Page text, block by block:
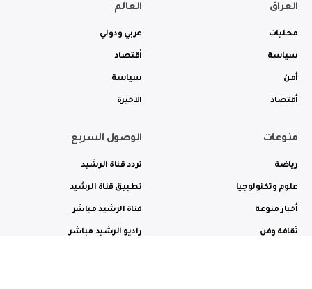
العراق
محليات
سياسة
أمن
أقتصاد
العالم
عربي ودولي
أقتصاد
سياسة
الاخيرة
منوعات
رياضة
علوم وتكنولوجيا
أخبار منوعة
ثقافة وفن
الوصول السريع
تردد قناة الرشيد
تطبيق قناة الرشيد
قناة الرشيد مباشر
راديو الرشيد مباشر